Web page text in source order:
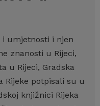
i umjetnosti i njen
znanosti u Rijeci,
u Rijeci, Gradska
Rijeke potpisali su u
knjižnici Rijeka